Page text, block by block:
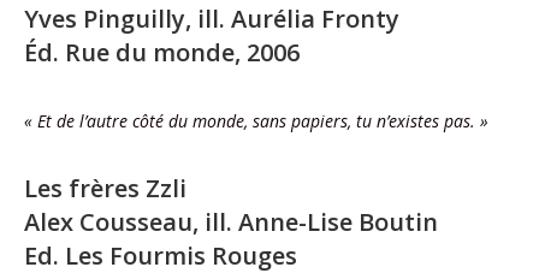
Yves Pinguilly, ill. Aurélia Fronty
Éd. Rue du monde, 2006
« Et de l’autre côté du monde, sans papiers, tu n’existes pas. »
Les frères Zzli
Alex Cousseau, ill. Anne-Lise Boutin
Ed. Les Fourmis Rouges